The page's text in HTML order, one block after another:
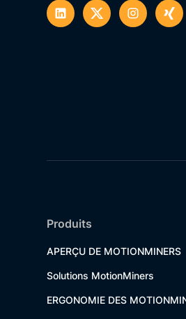
Produits
APERÇU DE MOTIONMINERS
Solutions MotionMiners
ERGONOMIE DES